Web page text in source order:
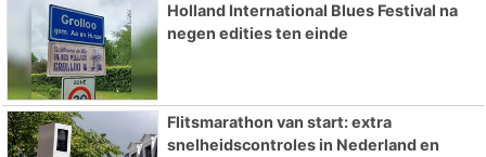
Holland International Blues Festival na
negen edities ten einde
Flitsmarathon van start: extra
snelheidscontroles in Nederland en